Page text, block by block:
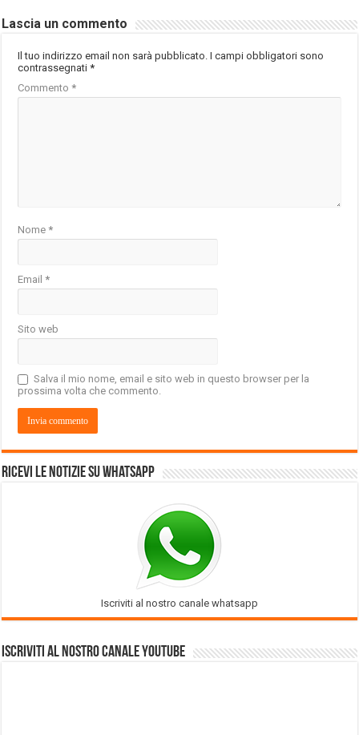
Lascia un commento
Il tuo indirizzo email non sarà pubblicato. I campi obbligatori sono
contrassegnati*
Commento*
Nome*
Email*
Sito web
Salva il mio nome, email e sito web in questo browser per la
prossima volta che commento.
Ricevi le notizie su Whatsapp
Iscriviti al nostro canale whatsapp
Iscriviti al nostro Canale Youtube